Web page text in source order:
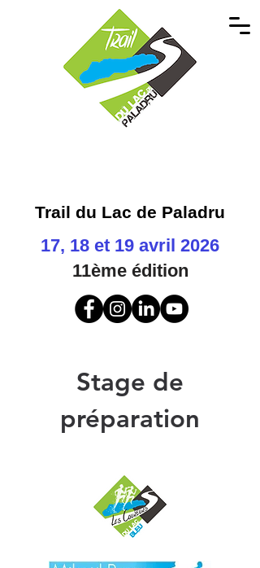
17, 18 et 19 avril 2026
11èmeédition
Trail du Lac de Paladru
Stage de
préparation